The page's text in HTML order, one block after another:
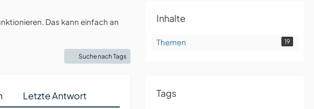
Das kann einfach an
Suche nach Tags
Letzte Antwort
Inhalte
Themen 19
Tags